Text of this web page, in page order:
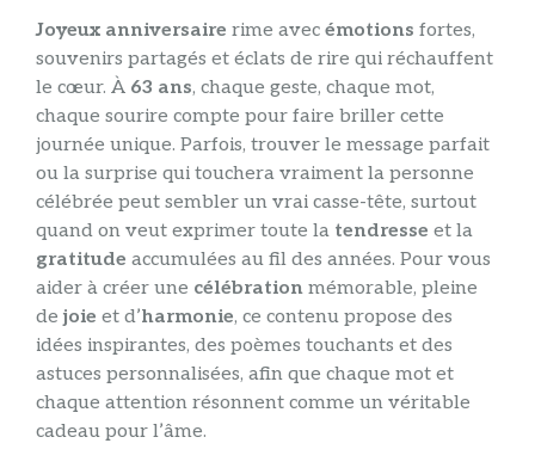
Joyeux anniversaire rime avec émotions fortes,
souvenirs partagés et éclats de rire qui réchauffent
le cœur. À 63 ans, chaque geste, chaque mot,
chaque sourire compte pour faire briller cette
journée unique. Parfois, trouver le message parfait
ou la surprise qui touchera vraiment la personne
célébrée peut sembler un vrai casse-tête, surtout
quand on veut exprimer toute la tendresse et la
gratitude accumulées au fil des années. Pour vous
aider à créer une célébration mémorable, pleine
de joie et d’harmonie, ce contenu propose des
idées inspirantes, des poèmes touchants et des
astuces personnalisées, afin que chaque mot et
chaque attention résonnent comme un véritable
cadeau pour l’âme.